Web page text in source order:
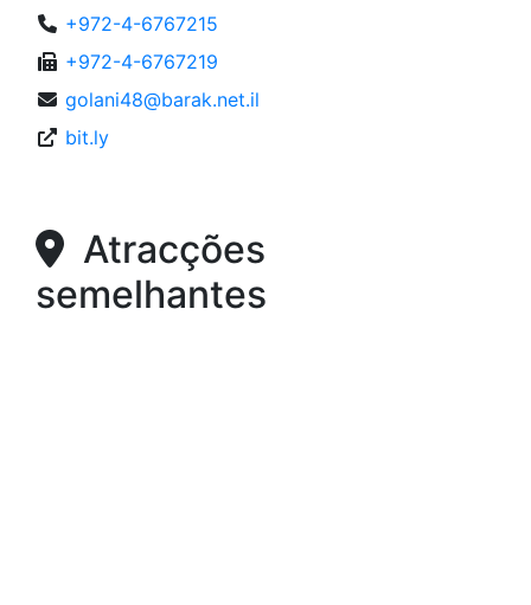
+972-4-6767215
+972-4-6767219
golani48@barak.net.il
bit.ly
Atracções
semelhantes